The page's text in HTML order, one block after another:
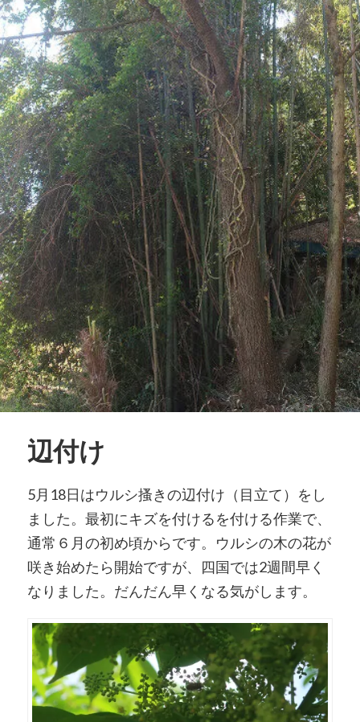
辺付け
5月18日はウルシ搔きの辺付け（目立て）をし
ました。最初にキズを付けるを付ける作業で、
通常６月の初め頃からです。ウルシの木の花が
咲き始めたら開始ですが、四国では2週間早く
なりました。だんだん早くなる気がします。